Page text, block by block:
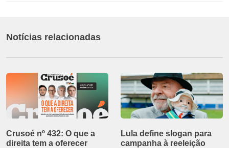
Notícias relacionadas
Crusoé nº 432: O que a
direita tem a oferecer
Lula define slogan para
campanha à reeleição